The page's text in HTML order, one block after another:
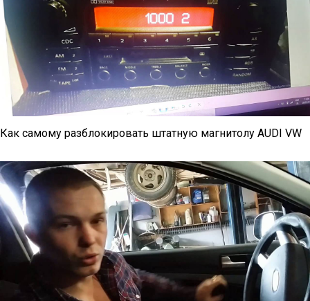
Как самому разблокировать штатную магнитолу AUDI VW